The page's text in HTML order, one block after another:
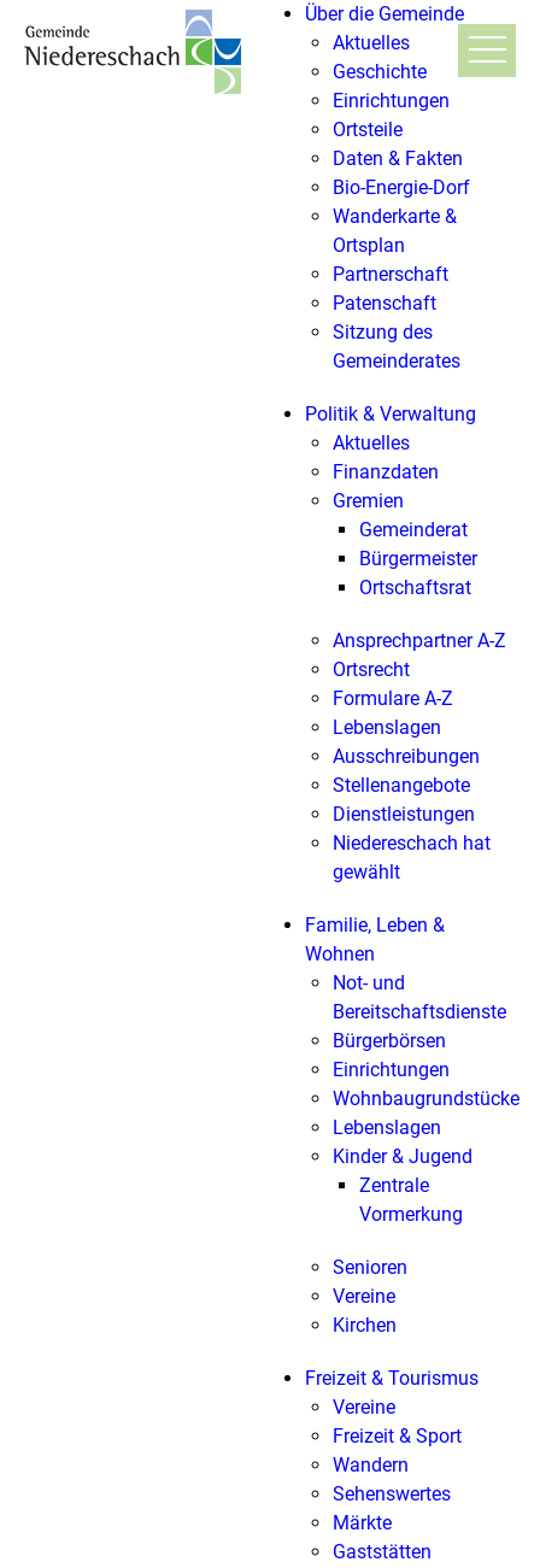
Über die Gemeinde
Aktuelles
Geschichte
Einrichtungen
Ortsteile
Daten & Fakten
Bio-Energie-Dorf
Wanderkarte &
Ortsplan
Partnerschaft
Patenschaft
Sitzung des
Gemeinderates
Politik & Verwaltung
Aktuelles
Finanzdaten
Gremien
Gemeinderat
Bürgermeister
Ortschaftsrat
Ansprechpartner A-Z
Ortsrecht
Formulare A-Z
Lebenslagen
Ausschreibungen
Stellenangebote
Dienstleistungen
Niedereschach hat
gewählt
Familie, Leben &
Wohnen
Not- und
Bereitschaftsdienste
Bürgerbörsen
Einrichtungen
Wohnbaugrundstücke
Lebenslagen
Kinder & Jugend
Zentrale
Vormerkung
Senioren
Vereine
Kirchen
Freizeit & Tourismus
Vereine
Freizeit & Sport
Wandern
Sehenswertes
Märkte
Gaststätten